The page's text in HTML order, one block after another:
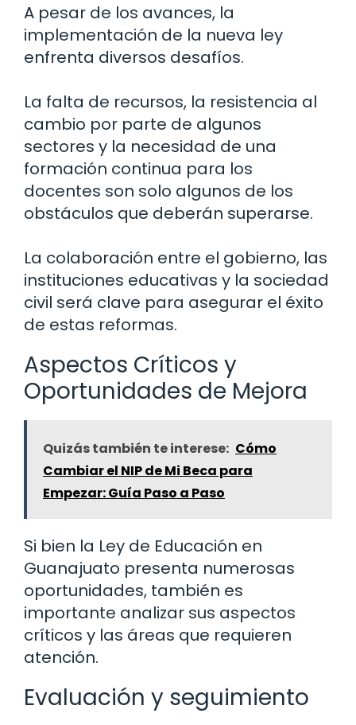
A pesar de los avances, la
implementación de la nueva ley
enfrenta diversos desafíos.
La falta de recursos, la resistencia al
cambio por parte de algunos
sectores y la necesidad de una
formación continua para los
docentes son solo algunos de los
obstáculos que deberán superarse.
La colaboración entre el gobierno, las
instituciones educativas y la sociedad
civil será clave para asegurar el éxito
de estas reformas.
Aspectos Críticos y
Oportunidades de Mejora
Quizás también te interese: Cómo
Cambiar el NIP de Mi Beca para
Empezar: Guía Paso a Paso
Si bien la Ley de Educación en
Guanajuato presenta numerosas
oportunidades, también es
importante analizar sus aspectos
críticos y las áreas que requieren
atención.
Evaluación y seguimiento